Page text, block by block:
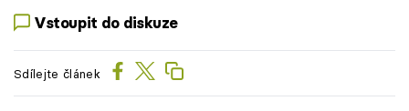
Vstoupit do diskuze
Sdílejte článek